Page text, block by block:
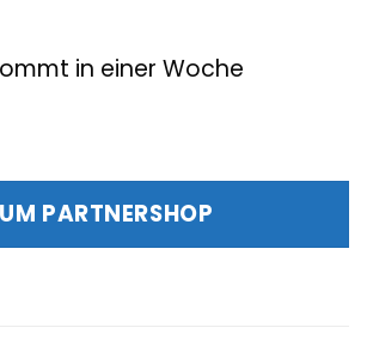
in einer Woche
PARTNERSHOP